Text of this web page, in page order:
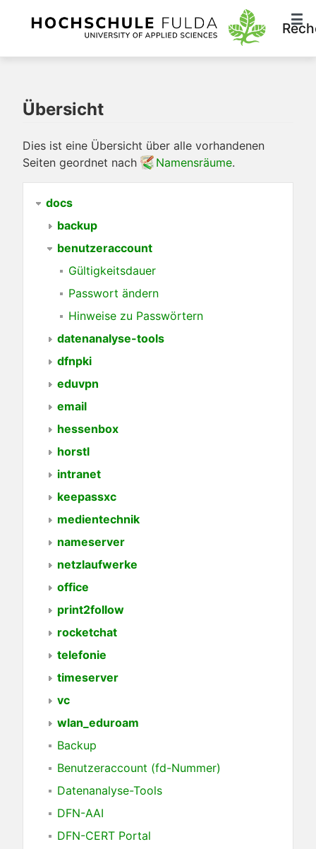
Übersicht
Dies ist eine Übersicht über alle vorhandenen
Seiten geordnet nach
Namensräume.
docs
backup
benutzeraccount
Gültigkeitsdauer
Passwort ändern
Hinweise zu Passwörtern
datenanalyse-tools
dfnpki
eduvpn
email
hessenbox
horstl
intranet
keepassxc
medientechnik
nameserver
netzlaufwerke
office
print2follow
rocketchat
telefonie
timeserver
vc
wlan_eduroam
Backup
Benutzeraccount (fd-Nummer)
Datenanalyse-Tools
DFN-AAI
DFN-CERT Portal